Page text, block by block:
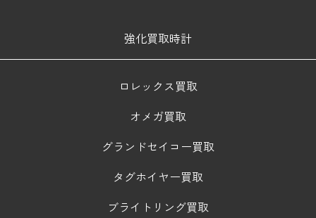
強化買取時計
ロレックス買取
オメガ買取
グランドセイコー買取
タグホイヤー買取
ブライトリング買取